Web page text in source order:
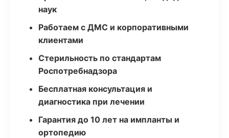
наук
Работаем с ДМС и корпоративными
клиентами
Стерильность по стандартам
Роспотребнадзора
Бесплатная консультация и
диагностика при лечении
Гарантия до 10 лет на импланты и
ортопедию